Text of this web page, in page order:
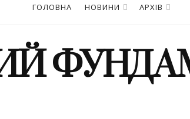
ГОЛОВНА НОВИНИ АРХІВ